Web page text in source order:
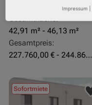
Gesamtfläche:
42,91 m² - 46,13 m²
Gesamtpreis:
227.760,00 € - 244.860,00 €
Sofortmiete
Impressum